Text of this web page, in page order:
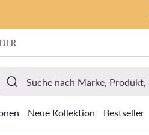
SPRINGEN
Neue Kollektion Bestseller